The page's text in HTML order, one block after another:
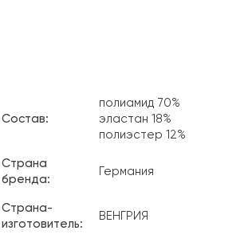
Состав:
полиамид 70%
эластан 18%
полиэстер 12%
Страна
бренда:
Германия
Страна-
изготовитель:
ВЕНГРИЯ